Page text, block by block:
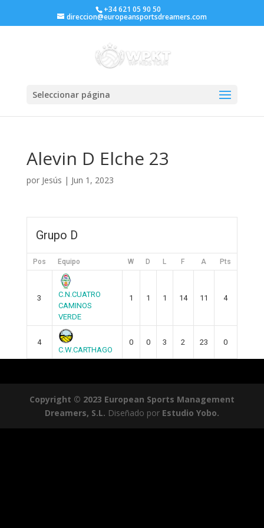
+34 621 05 90 50
direccion@europeansportsdreamers.com
Seleccionar página
Alevin D Elche 23
por Jesús | Jun 1, 2023
Grupo D
Pos Equipo W D L F A Pts
3
C.N.CUATRO
CAMINOS
VERDE
1 1 1 14 11 4
4
C.W.CARTHAGO
0 0 3 2 23 0
Copyright © 2023 European Sports Management
Dreamers, S.L. Diseñado por Estudio Yobo.